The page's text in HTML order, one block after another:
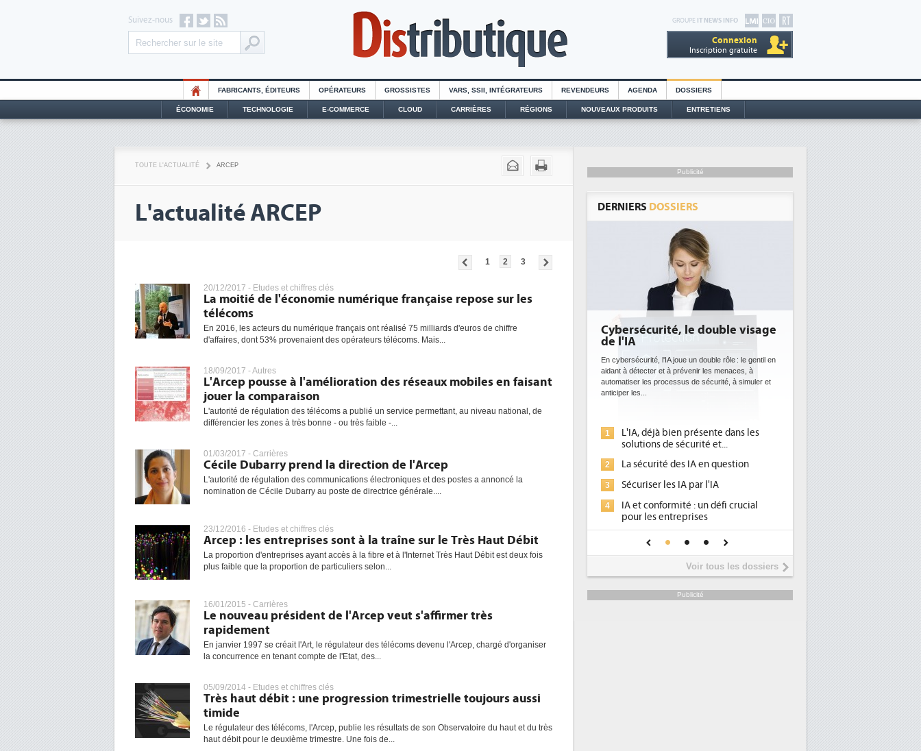
GROUPE IT NEWS INFO
Connexion
Inscription gratuite
Suivez-nous
FABRICANTS, ÉDITEURS OPÉRATEURS GROSSISTES VARS, SSII, INTÉGRATEURS REVENDEURS AGENDA DOSSIERS
ÉCONOMIE TECHNOLOGIE E-COMMERCE CLOUD CARRIÈRES RÉGIONS NOUVEAUX PRODUITS ENTRETIENS
TOUTE L'ACTUALITÉ ARCEP
L'actualité ARCEP
1 2 3
20/12/2017 - Etudes et chiffres clés
La moitié de l'économie numérique française repose sur les
télécoms
En 2016, les acteurs du numérique français ont réalisé 75 milliards d'euros de chiffre
d'affaires, dont 53% provenaient des opérateurs télécoms. Mais...
18/09/2017 -Autres
L'Arcep pousse à l'amélioration des réseaux mobiles en faisant
jouer la comparaison
L'autorité de régulation des télécoms a publié un service permettant, au niveau national, de
différencier les zones à très bonne - ou très faible -...
01/03/2017 - Carrières
Cécile Dubarry prend la direction de l'Arcep
L'autorité de régulation des communications électroniques et des postes a annoncé la
nomination de Cécile Dubarry au poste de directrice générale....
23/12/2016 - Etudes et chiffres clés
Arcep : les entreprises sont à la traîne sur le Très Haut Débit
La proportion d'entreprises ayant accès à la fibre et à l'Internet Très Haut Débit est deux fois
plus faible que la proportion de particuliers selon...
16/01/2015 - Carrières
Le nouveau président de l'Arcep veut s'affirmer très
rapidement
En janvier 1997 se créait l'Art, le régulateur des télécoms devenu l'Arcep, chargé d'organiser
la concurrence en tenant compte de l'Etat, des...
05/09/2014 - Etudes et chiffres clés
Très haut débit : une progression trimestrielle toujours aussi
timide
Le régulateur des télécoms, l'Arcep, publie les résultats de son Observatoire du haut et du très
haut débit pour le deuxième trimestre. Une fois de...
Publicité
DERNIERS DOSSIERS
Cybersécurité, le double visage
En cybersécurité, l'IA joue un double rôle : le gentil en
aidant à détecter et à prévenir les menaces, à
automatiser les processus de sécurité, à simuler et
L'IA, déjà bien présente dans les
solutions de sécurité et...
La sécurité des IA en question
Sécuriser les IA par l'IA
IA et conformité : un défi crucial
pour les entreprises
Une IA de confiance pour une IA
DEE: l'efficacité énergétique
Des datacenters plus durables et plus efficaces,
ce que recherchent les pouvoirs publics européens
1
2
Phocea DC dans les cordes pour la
Interview de Fabrice Coquio,
président de Digital Realty...
6
Trimestriels IBM : L'activité
soutient les...
Voir tous les dossiers
Publicité